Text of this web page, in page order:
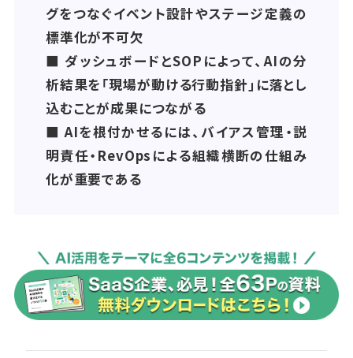
グをつなぐイベント設計やステージ定義の
標準化が不可欠
■ ダッシュボードとSOPによって、AIの分
析結果を「現場が動ける行動指針」に落とし
込むことが成果につながる
■ AIを根付かせるには、バイアス管理・説
明責任・RevOpsによる組織横断の仕組み
化が重要である